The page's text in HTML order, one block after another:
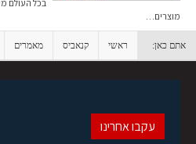
בכל העולם
מוצרים…
אתם כאן: ראשי קנאביס מאמרים
עקבו אחרינו